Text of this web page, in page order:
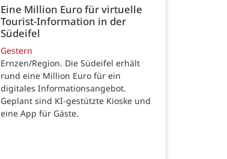
Eine Million Euro für virtuelle
Tourist-Information in der
Südeifel
Gestern
Ernzen/Region. Die Südeifel erhält
rund eine Million Euro für ein
digitales Informationsangebot.
Geplant sind KI-gestützte Kioske und
eine App für Gäste.